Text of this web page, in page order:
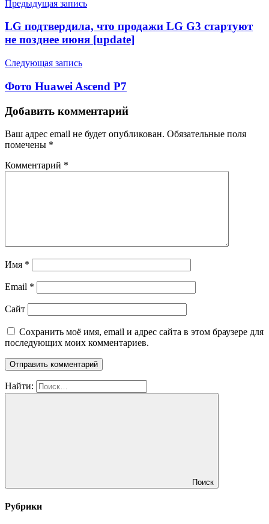
Предыдущая запись
LG подтвердила, что продажи LG G3 стартуют
не позднее июня [update]
Следующая запись
Фото Huawei Ascend P7
Добавить комментарий
Ваш адрес email не будет опубликован. Обязательные поля
помечены *
Комментарий *
Имя *
Email *
Сайт
Сохранить моё имя, email и адрес сайта в этом браузере для
последующих моих комментариев.
Найти:
Поиск
Рубрики